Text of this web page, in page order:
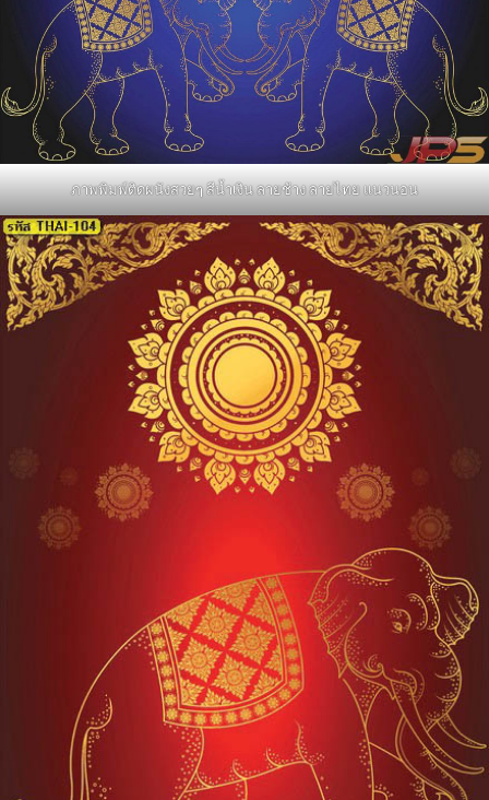
ภาพพิมพ์ติดผนังสวยๆ สีน้ำเงิน ลายช้าง ลายไทย แนวนอน